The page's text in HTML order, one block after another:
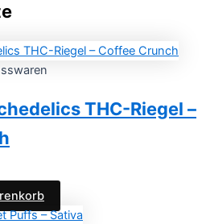
THC-Riegel –